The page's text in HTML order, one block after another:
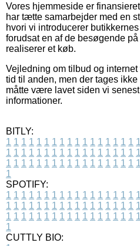
Vores hjemmeside er
har tætte samarbejder med en
hvori vi introducerer
forudsat en af de besøgende
realiserer et køb.
Vejledning om tilbud og
tid til anden, men der tages
måtte være lavet siden vi
informationer.
BITLY:
1 1 1 1 1 1 1 1 1 1 1 1 1 1 1 1 1 1
1 1 1 1 1 1 1 1 1 1 1 1 1 1 1 1 1 1
1 1 1 1 1 1 1 1 1 1 1 1 1 1 1 1 1 1
1
SPOTIFY:
1 1 1 1 1 1 1 1 1 1 1 1 1 1 1 1 1 1
1 1 1 1 1 1 1 1 1 1 1 1 1 1 1 1 1 1
1 1 1 1 1 1 1 1 1 1 1 1 1 1 1 1 1 1
1
CUTTLY BIO: